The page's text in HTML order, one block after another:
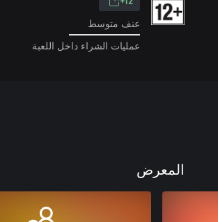
عنف متوسط
عمليات الشراء داخل اللعبة
المعرض